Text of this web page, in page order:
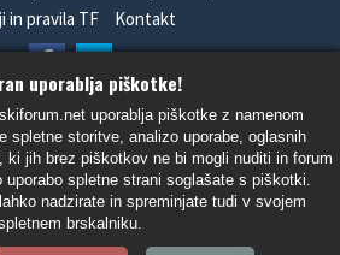
in pravila TF
Kontakt
- Powered By
UTC+02:00 Evropa/Ljubljana -
uporablja piškotke!
uporablja piškotke z namenom
spletne storitve, analizo uporabe, oglasnih
jih brez piškotkov ne bi mogli nuditi in forum
uporabo spletne strani soglašate s piškotki.
nadzirate in spreminjate tudi v svojem
brskalniku.